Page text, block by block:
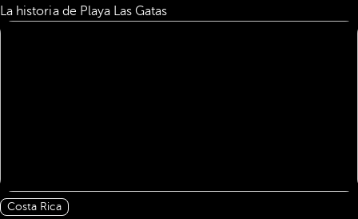
La historia de Playa Las Gatas
Costa Rica